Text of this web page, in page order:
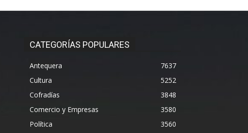
CATEGORÍAS POPULARES
Antequera
7637
Cultura
5252
Cofradías
3848
Comercio y Empresas
3580
Política
3560